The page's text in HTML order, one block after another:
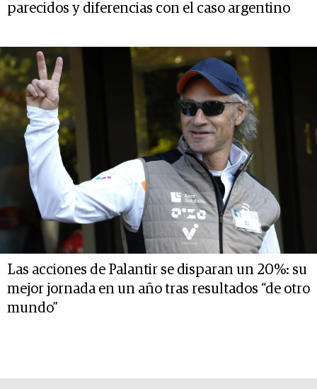
parecidos y diferencias con el caso argentino
Las acciones de Palantir se disparan un 20%: su
mejor jornada en un año tras resultados “de otro
mundo”